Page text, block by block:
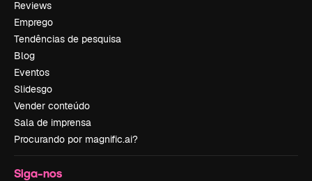
Reviews
Emprego
Tendências de pesquisa
Blog
Eventos
Slidesgo
Vender conteúdo
Sala de imprensa
Procurando por magnific.ai?
Siga-nos